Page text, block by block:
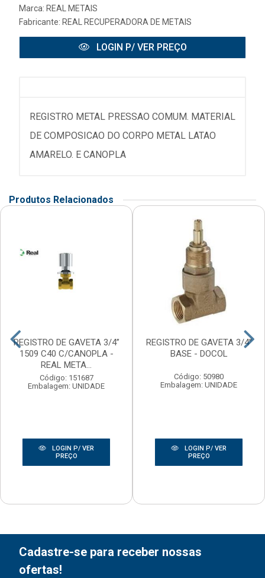
Marca: REAL METAIS
Fabricante: REAL RECUPERADORA DE METAIS
LOGIN P/ VER PREÇO
REGISTRO METAL PRESSAO COMUM. MATERIAL
DE COMPOSICAO DO CORPO METAL LATAO
AMARELO. E CANOPLA
Produtos Relacionados
REGISTRO DE GAVETA 3/4”
1509 C40 C/CANOPLA -
REAL META...
Código: 151687
Embalagem: UNIDADE
LOGIN P/ VER
PREÇO
REGISTRO DE GAVETA 3/4”
BASE - DOCOL
Código: 50980
Embalagem: UNIDADE
LOGIN P/ VER
PREÇO
Cadastre-se para receber nossas
ofertas!